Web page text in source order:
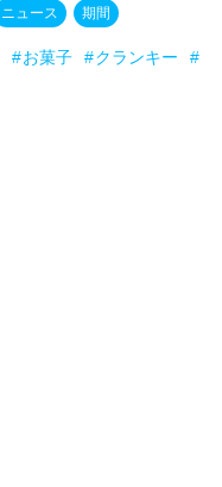
ニュース 期間
お菓子
クランキー